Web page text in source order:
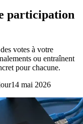
participation
votes à votre
ou entraînent
pour chacune.
14 mai 2026